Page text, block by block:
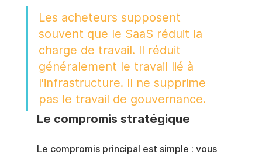
Les acheteurs supposent
souvent que le SaaS réduit la
charge de travail. Il réduit
généralement le travail lié à
l'infrastructure. Il ne supprime
pas le travail de gouvernance.
Le compromis stratégique
Le compromis principal est simple : vous